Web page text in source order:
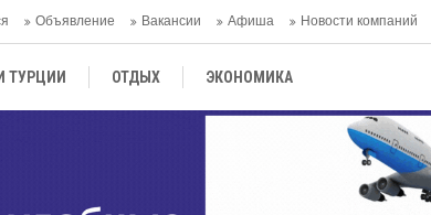
Объявление Вакансии Афиша Новости компаний
ТУРЦИИ ОТДЫХ ЭКОНОМИКА
АЗИЯ